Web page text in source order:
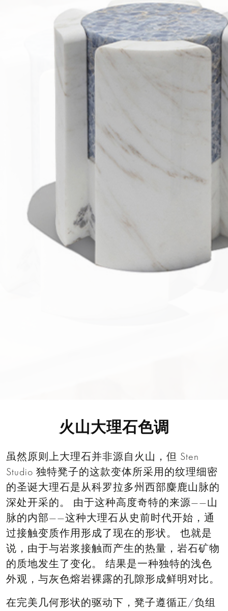
火山大理石色调
虽然原则上大理石并非源自火山，但 Sten
Studio 独特凳子的这款变体所采用的纹理细密
的圣诞大理石是从科罗拉多州西部麋鹿山脉的
深处开采的。 由于这种高度奇特的来源——山
脉的内部——这种大理石从史前时代开始，通
过接触变质作用形成了现在的形状。 也就是
说，由于与岩浆接触而产生的热量，岩石矿物
的质地发生了变化。 结果是一种独特的浅色
外观，与灰色熔岩裸露的孔隙形成鲜明对比。
在完美几何形状的驱动下，凳子遵循正/负组